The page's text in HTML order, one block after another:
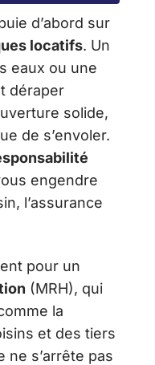
d’abord sur
locatifs. Un
eaux ou une
déraper
solide,
de s’envoler.
engendre
l’assurance
pour un
(MRH), qui
la
et des tiers
ne s’arrête pas